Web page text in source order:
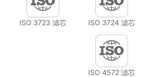
ISO 3723 滤芯 ISO 3724 滤芯
ISO 4572 滤芯